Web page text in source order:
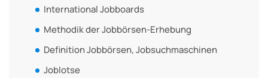
International Jobboards
Methodik der Jobbörsen-Erhebung
Definition Jobbörsen, Jobsuchmaschinen
Joblotse